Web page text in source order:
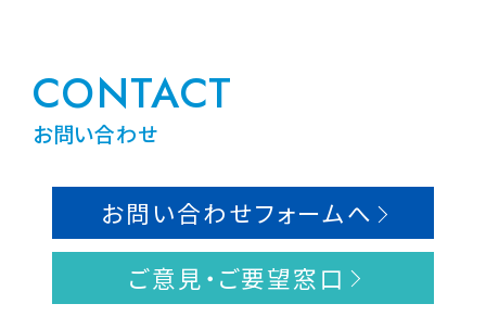
CONTACT
お問い合わせ
お問い合わせフォームへ
ご意見・ご要望窓口